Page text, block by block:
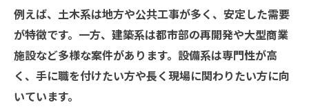
例えば、土木系は地方や公共工事が多く、安定した需要
が特徴です。一方、建築系は都市部の再開発や大型商業
施設など多様な案件があります。設備系は専門性が高
く、手に職を付けたい方や長く現場に関わりたい方に向
いています。